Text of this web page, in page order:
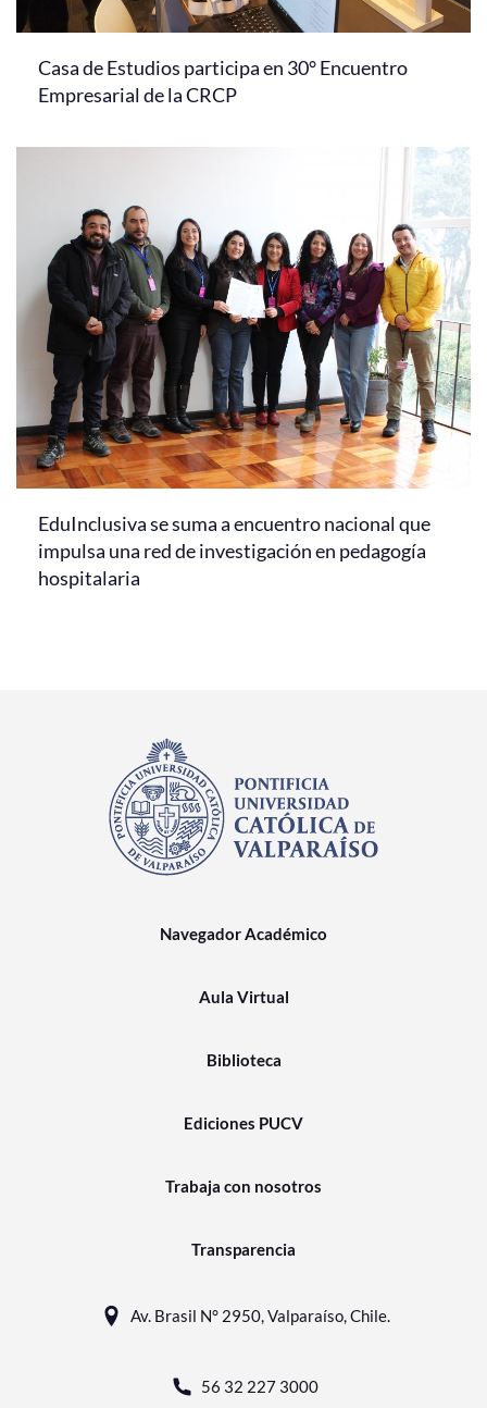
Casa de Estudios participa en 30° Encuentro
Empresarial de la CRCP
EduInclusiva se suma a encuentro nacional que
impulsa una red de investigación en pedagogía
hospitalaria
Navegador Académico
Aula Virtual
Biblioteca
Ediciones PUCV
Trabaja con nosotros
Transparencia
Av. Brasil N° 2950, Valparaíso, Chile.
56 32 227 3000